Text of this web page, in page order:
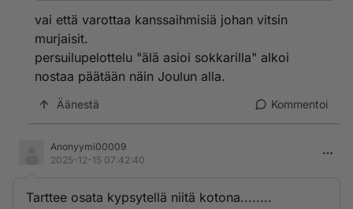
vai että varottaa kanssaihmisiä johan vitsin
murjaisit.
persuilupelottelu "älä asioi sokkarilla" alkoi
nostaa päätään näin Joulun alla.
Äänestä Kommentoi
Anonyymi00009
2025-12-15 07:42:40
Tarttee osata kypsytellä niitä kotona........